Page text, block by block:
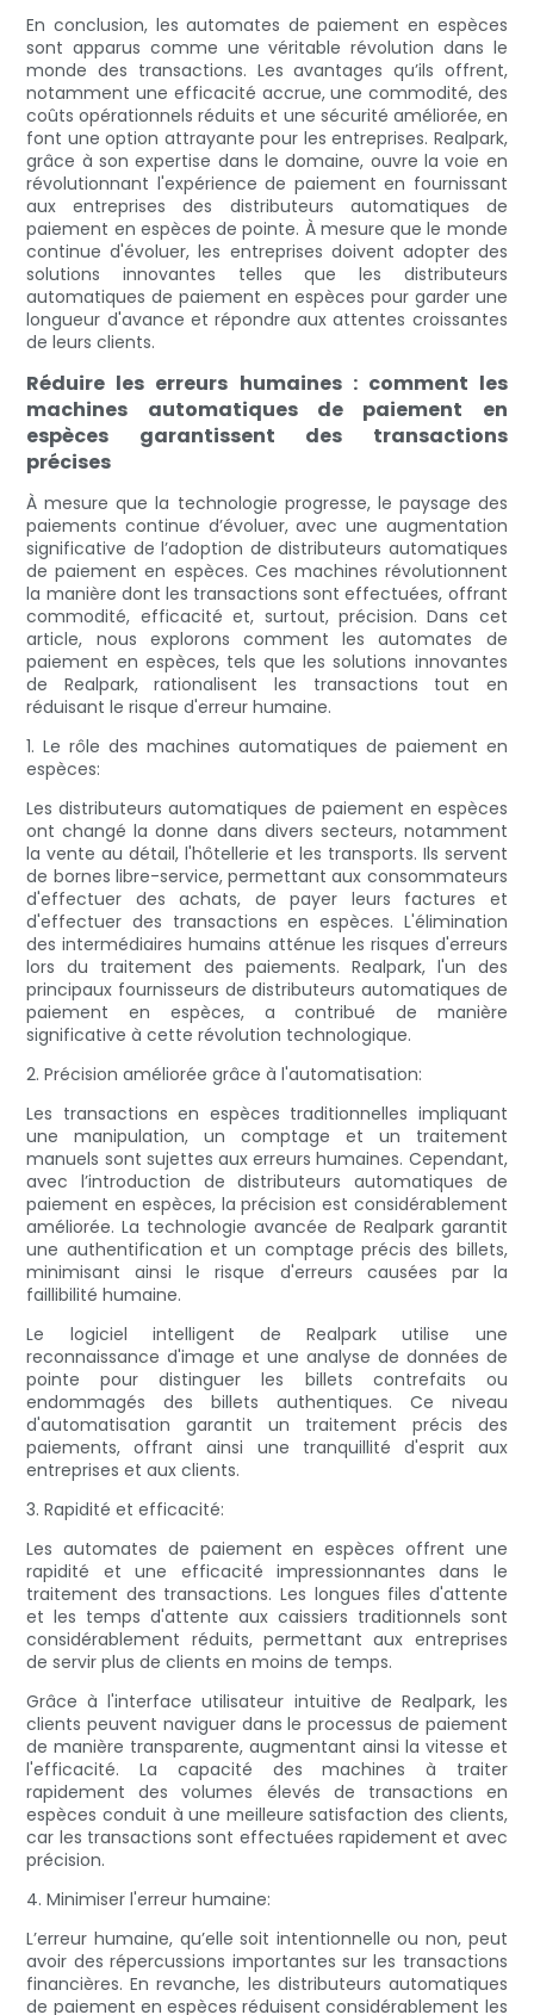
En conclusion, les automates de paiement en espèces
sont apparus comme une véritable révolution dans le
monde des transactions. Les avantages qu’ils offrent,
notamment une efficacité accrue, une commodité, des
coûts opérationnels réduits et une sécurité améliorée, en
font une option attrayante pour les entreprises. Realpark,
grâce à son expertise dans le domaine, ouvre la voie en
révolutionnant l'expérience de paiement en fournissant
aux entreprises des distributeurs automatiques de
paiement en espèces de pointe. À mesure que le monde
continue d'évoluer, les entreprises doivent adopter des
solutions innovantes telles que les distributeurs
automatiques de paiement en espèces pour garder une
longueur d'avance et répondre aux attentes croissantes
de leurs clients.
Réduire les erreurs humaines : comment les
machines automatiques de paiement en
espèces garantissent des transactions
précises
À mesure que la technologie progresse, le paysage des
paiements continue d’évoluer, avec une augmentation
significative de l’adoption de distributeurs automatiques
de paiement en espèces. Ces machines révolutionnent
la manière dont les transactions sont effectuées, offrant
commodité, efficacité et, surtout, précision. Dans cet
article, nous explorons comment les automates de
paiement en espèces, tels que les solutions innovantes
de Realpark, rationalisent les transactions tout en
réduisant le risque d'erreur humaine.
1. Le rôle des machines automatiques de paiement en
espèces:
Les distributeurs automatiques de paiement en espèces
ont changé la donne dans divers secteurs, notamment
la vente au détail, l'hôtellerie et les transports. Ils servent
de bornes libre-service, permettant aux consommateurs
d'effectuer des achats, de payer leurs factures et
d'effectuer des transactions en espèces. L'élimination
des intermédiaires humains atténue les risques d'erreurs
lors du traitement des paiements. Realpark, l'un des
principaux fournisseurs de distributeurs automatiques de
paiement en espèces, a contribué de manière
significative à cette révolution technologique.
2. Précision améliorée grâce à l'automatisation:
Les transactions en espèces traditionnelles impliquant
une manipulation, un comptage et un traitement
manuels sont sujettes aux erreurs humaines. Cependant,
avec l’introduction de distributeurs automatiques de
paiement en espèces, la précision est considérablement
améliorée. La technologie avancée de Realpark garantit
une authentification et un comptage précis des billets,
minimisant ainsi le risque d'erreurs causées par la
faillibilité humaine.
Le logiciel intelligent de Realpark utilise une
reconnaissance d'image et une analyse de données de
pointe pour distinguer les billets contrefaits ou
endommagés des billets authentiques. Ce niveau
d'automatisation garantit un traitement précis des
paiements, offrant ainsi une tranquillité d'esprit aux
entreprises et aux clients.
3. Rapidité et efficacité:
Les automates de paiement en espèces offrent une
rapidité et une efficacité impressionnantes dans le
traitement des transactions. Les longues files d'attente
et les temps d'attente aux caissiers traditionnels sont
considérablement réduits, permettant aux entreprises
de servir plus de clients en moins de temps.
Grâce à l'interface utilisateur intuitive de Realpark, les
clients peuvent naviguer dans le processus de paiement
de manière transparente, augmentant ainsi la vitesse et
l'efficacité. La capacité des machines à traiter
rapidement des volumes élevés de transactions en
espèces conduit à une meilleure satisfaction des clients,
car les transactions sont effectuées rapidement et avec
précision.
4. Minimiser l'erreur humaine:
L’erreur humaine, qu’elle soit intentionnelle ou non, peut
avoir des répercussions importantes sur les transactions
financières. En revanche, les distributeurs automatiques
de paiement en espèces réduisent considérablement les